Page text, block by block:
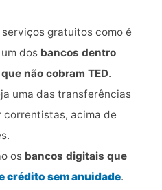
gratuitos como é
um dos bancos dentro
não cobram TED.
uma das transferências
correntistas, acima de
os bancos digitais que
crédito sem anuidade.